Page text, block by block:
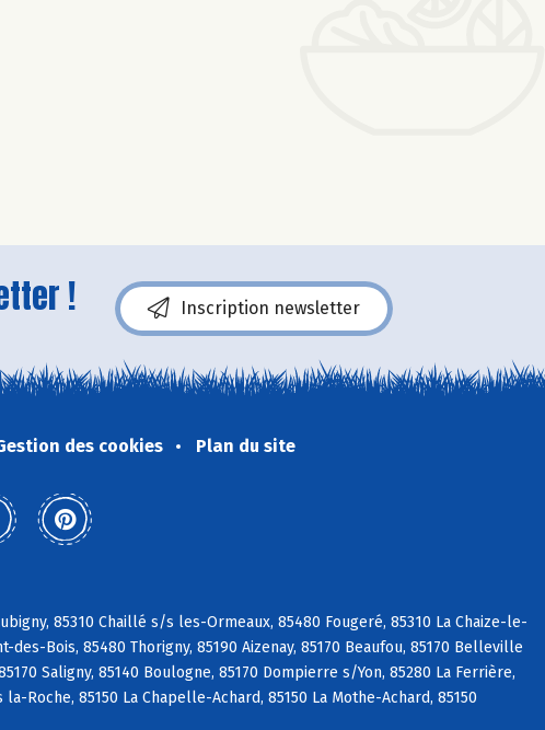
! Inscription newsletter
des cookies Plan du site
85310 Chaillé s/s les-Ormeaux, 85480 Fougeré, 85310 La Chaize-le-
Bois, 85480 Thorigny, 85190 Aizenay, 85170 Beaufou, 85170 Belleville
Saligny, 85140 Boulogne, 85170 Dompierre s/Yon, 85280 La Ferrière,
Roche, 85150 La Chapelle-Achard, 85150 La Mothe-Achard, 85150